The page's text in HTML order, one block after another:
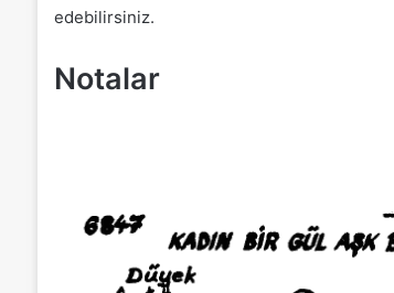
edebilirsiniz.
Notalar